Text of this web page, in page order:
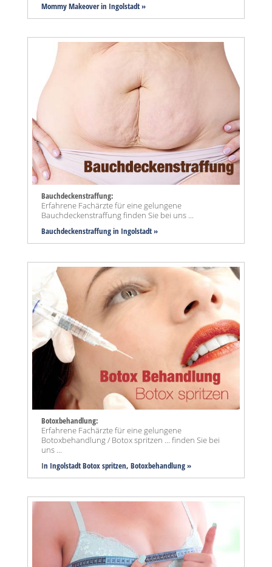
Mommy Makeoverin Ingolstadt »
Bauchdeckenstraffung:
Erfahrene Fachärzte für eine gelungene
Bauchdeckenstraffung finden Sie bei uns ...
Bauchdeckenstraffungin Ingolstadt »
Botoxbehandlung:
Erfahrene Fachärzte für eine gelungene
Botoxbehandlung / Botox spritzen ... finden Sie bei
uns ...
In Ingolstadt Botox spritzen, Botoxbehandlung »